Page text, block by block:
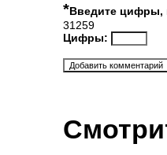
*Введите цифры,
31259
Цифры: